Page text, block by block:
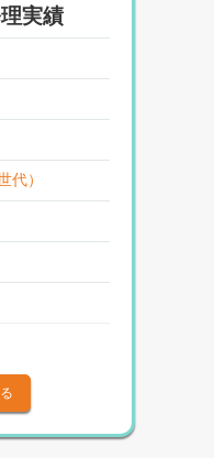
関連修理
ガラス交換
交換修理
プ、システム
（軽度）
交換修理
ネル交換修理
交換
業
実績
）